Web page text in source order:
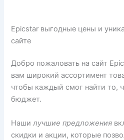
Epicstar выгодные цены и
сайте
Добро пожаловать на сайт
вам широкий ассортимент
чтобы каждый смог найти то,
бюджет.
Нашилучшие предложения
скидки и акции, которые